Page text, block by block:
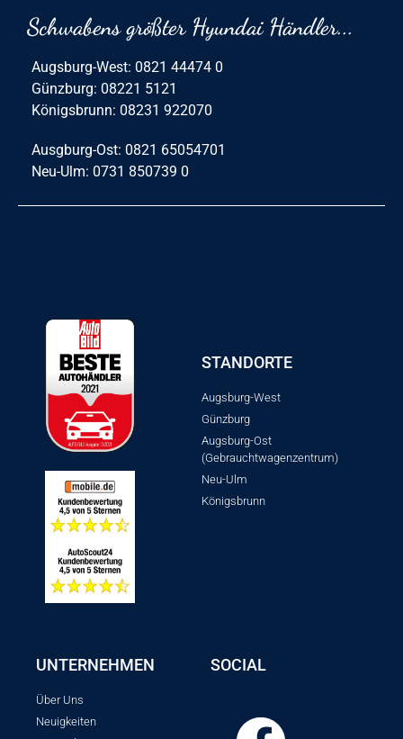
Schwabens größter Hyundai Händler...
Augsburg-West: 0821 44474 0
Günzburg: 08221 5121
Königsbrunn: 08231 922070
Ausgburg-Ost: 0821 65054701
Neu-Ulm: 0731 850739 0
STANDORTE
Augsburg-West
Günzburg
Augsburg-Ost
(Gebrauchtwagenzentrum)
Neu-Ulm
Königsbrunn
UNTERNEHMEN
Über Uns
Neuigkeiten
SOCIAL